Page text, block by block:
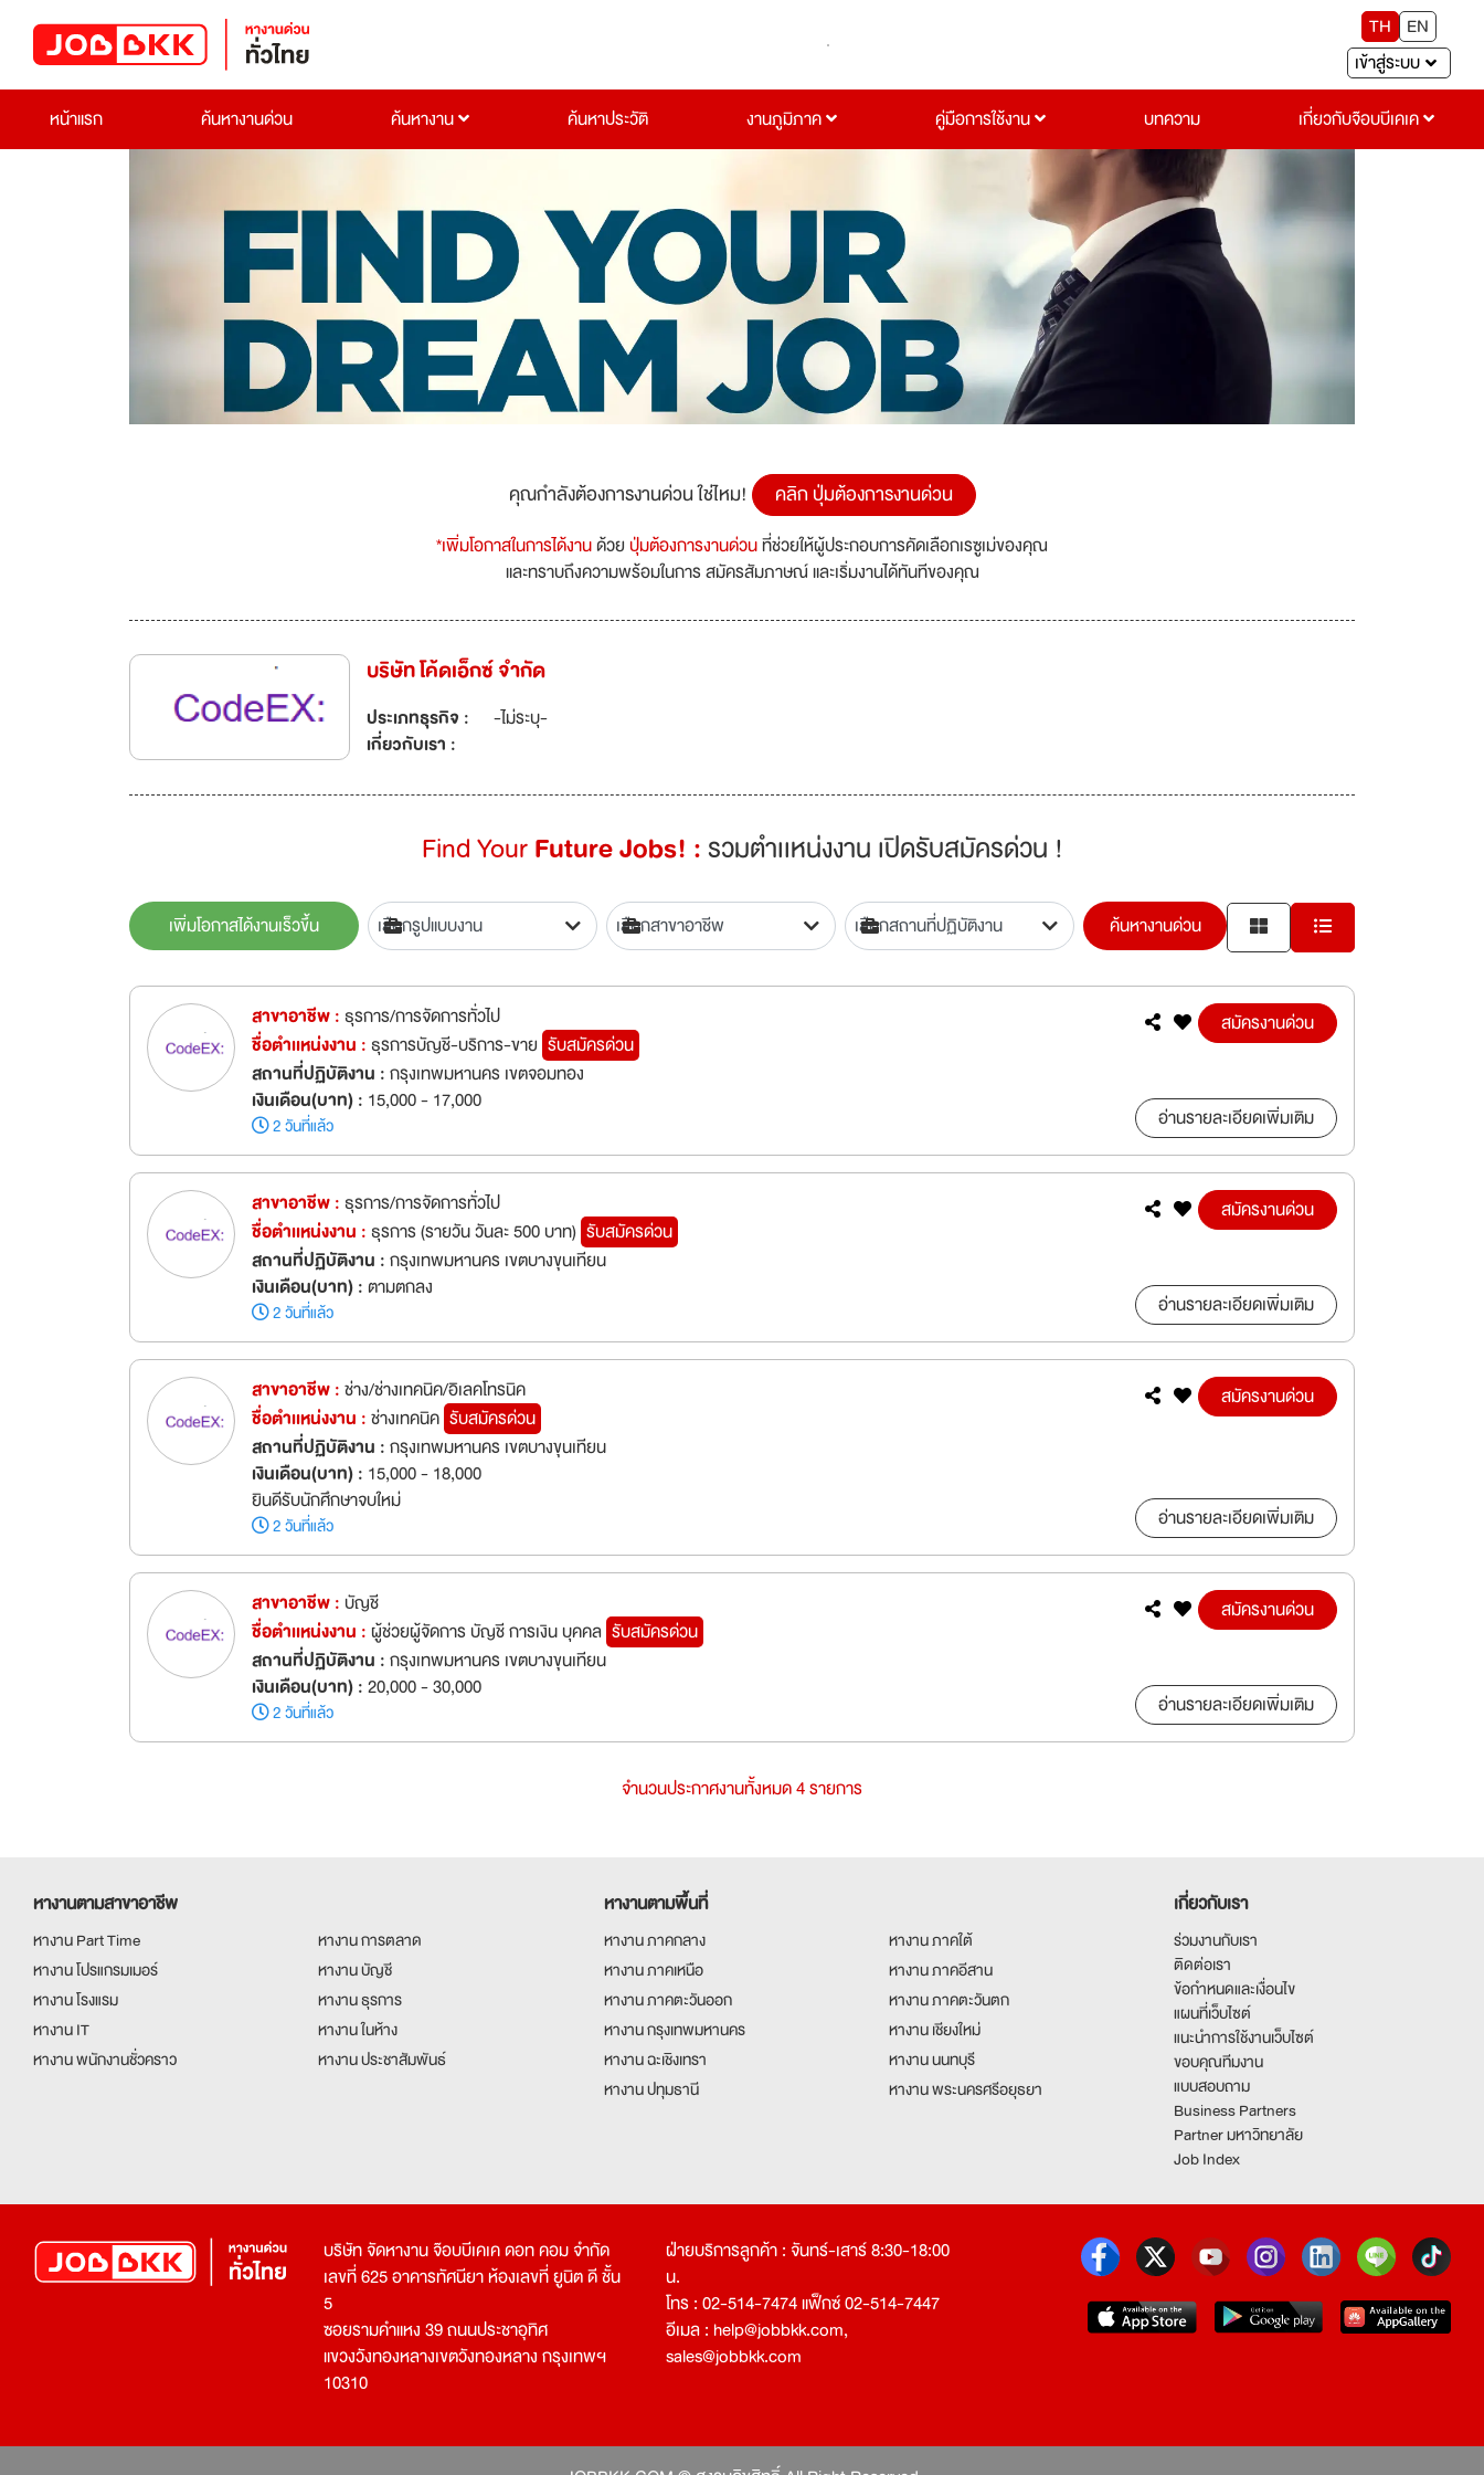
TH
EN
เข้าสู่ระบบ
หน้าแรก
ค้นหางานด่วน ค้นหางาน ค้นหาประวัติ งานภูมิภาค คู่มือการใช้งาน บทความ เกี่ยวกับจ๊อบบีเคเค
คุณกำลังต้องการงานด่วน ใช่ไหม! คลิก ปุ่มต้องการงานด่วน
*เพิ่มโอกาสในการได้งานด้วยปุ่มต้องการงานด่วนที่ช่วยให้ผู้ประกอบการคัดเลือกเรซูเม่ของคุณ
และทราบถึงความพร้อมในการ สมัครสัมภาษณ์ และเริ่มงานได้ทันทีของคุณ
บริษัท โค้ดเอ็กซ์ จำกัด
ประเภทธุรกิจ :
-ไม่ระบุ-
เกี่ยวกับเรา :
Find YourFuture Jobs! :รวมตำเเหน่งงาน เปิดรับสมัครด่วน !
เพิ่มโอกาสได้งานเร็วขึ้น ค้นหางานด่วน
สาขาอาชีพ : ธุรการ/การจัดการทั่วไป
ชื่อตำเเหน่งงาน : ธุรการบัญชี-บริการ-ขาย รับสมัครด่วน
สถานที่ปฏิบัติงาน :กรุงเทพมหานคร เขตจอมทอง
เงินเดือน(บาท) : 15,000 - 17,000
2 วันที่แล้ว
สมัครงานด่วน
อ่านรายละเอียดเพิ่มเติม
สาขาอาชีพ : ธุรการ/การจัดการทั่วไป
ชื่อตำเเหน่งงาน : ธุรการ (รายวัน วันละ 500 บาท) รับสมัครด่วน
สถานที่ปฏิบัติงาน :กรุงเทพมหานคร เขตบางขุนเทียน
เงินเดือน(บาท) :ตามตกลง
2 วันที่แล้ว
สมัครงานด่วน
อ่านรายละเอียดเพิ่มเติม
สาขาอาชีพ :ช่าง/ช่างเทคนิค/อิเลคโทรนิค
ชื่อตำเเหน่งงาน :ช่างเทคนิค รับสมัครด่วน
สถานที่ปฏิบัติงาน :กรุงเทพมหานคร เขตบางขุนเทียน
เงินเดือน(บาท) : 15,000 - 18,000
ยินดีรับนักศึกษาจบใหม่
2 วันที่แล้ว
สมัครงานด่วน
อ่านรายละเอียดเพิ่มเติม
สาขาอาชีพ :บัญชี
ชื่อตำเเหน่งงาน :ผู้ช่วยผู้จัดการ บัญชี การเงิน บุคคล รับสมัครด่วน
สถานที่ปฏิบัติงาน :กรุงเทพมหานคร เขตบางขุนเทียน
เงินเดือน(บาท) :20,000 - 30,000
2 วันที่แล้ว
สมัครงานด่วน
อ่านรายละเอียดเพิ่มเติม
จำนวนประกาศงานทั้งหมด 4 รายการ
หางานตามสาขาอาชีพ
หางาน Part Time
หางาน การตลาด
หางาน โปรแกรมเมอร์
หางาน บัญชี
หางาน โรงแรม
หางาน ธุรการ
หางาน IT
หางาน ในห้าง
หางาน พนักงานชั่วคราว
หางาน ประชาสัมพันธ์
หางานตามพื้นที่
หางาน ภาคกลาง
หางาน ภาคใต้
หางาน ภาคเหนือ
หางาน ภาคอีสาน
หางาน ภาคตะวันออก
หางาน ภาคตะวันตก
หางาน กรุงเทพมหานคร
หางาน เชียงใหม่
หางาน ฉะเชิงเทรา
หางาน นนทบุรี
หางาน ปทุมธานี
หางาน พระนครศรีอยุธยา
เกี่ยวกับเรา
ร่วมงานกับเรา
ติดต่อเรา
ข้อกำหนดและเงื่อนไข
แผนที่เว็บไซต์
แนะนำการใช้งานเว็บไซต์
ขอบคุณทีมงาน
แบบสอบถาม
Business Partners
Partner มหาวิทยาลัย
Job Index
บริษัท จัดหางาน จ๊อบบีเคเค ดอท คอม จำกัด
เลขที่ 625 อาคารทัศนียา ห้องเลขที่ ยูนิต ดี ชั้น
5
ซอยรามคำแหง 39 ถนนประชาอุทิศ
แขวงวังทองหลางเขตวังทองหลาง กรุงเทพฯ
10310
ฝ่ายบริการลูกค้า : จันทร์-เสาร์ 8:30-18:00
น.
โทร : 02-514-7474 แฟ็กซ์ 02-514-7447
อีเมล : help@jobbkk.com,
sales@jobbkk.com